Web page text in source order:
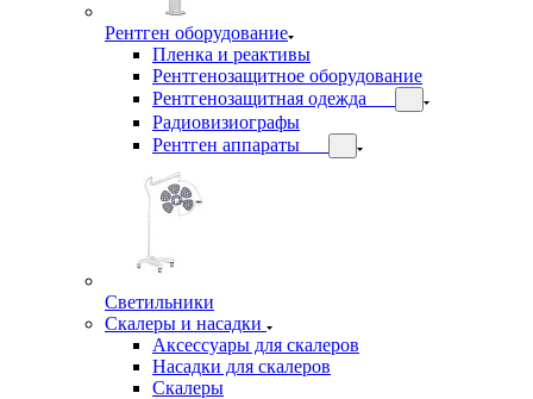
Рентген оборудование
Пленка и реактивы
Рентгенозащитное оборудование
Рентгенозащитная одежда
Радиовизиографы
Рентген аппараты
Светильники
Скалеры и насадки
Аксессуары для скалеров
Насадки для скалеров
Скалеры